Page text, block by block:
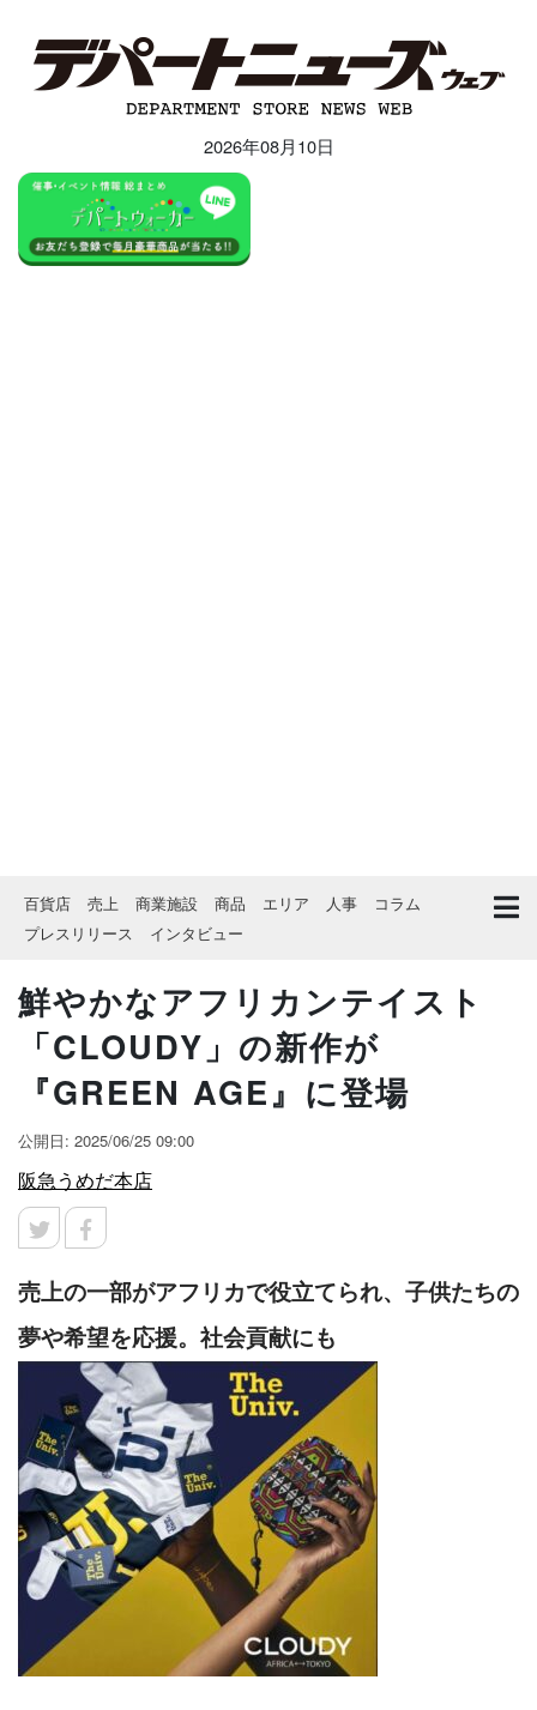
2026年08月10日
百貨店 売上 商業施設 商品 エリア 人事
コラム
プレスリリース
インタビュー
鮮やかなアフリカンテイスト
「CLOUDY」の新作が
『GREEN AGE』に登場
公開日: 2025/06/25 09:00
阪急うめだ本店
売上の一部がアフリカで役立てられ、子供たちの
夢や希望を応援。社会貢献にも